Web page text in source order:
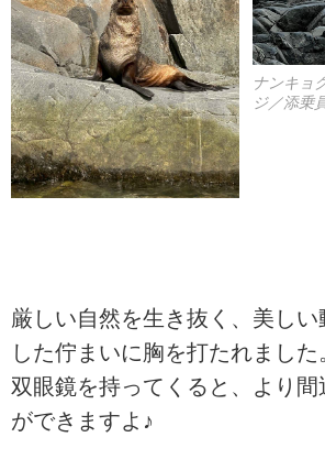
ナンキョ
ジ／添乗
厳しい自然を生き抜く、美しい
した佇まいに胸を打たれました
双眼鏡を持ってくると、より
ができますよ♪